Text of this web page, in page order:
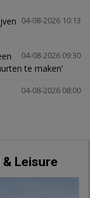
04-08-2026 10:13
04-08-2026 09:30
te maken’
04-08-2026 08:00
Leisure